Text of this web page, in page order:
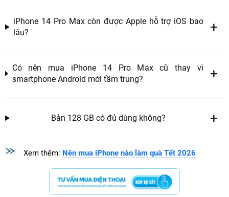
iPhone 14 Pro Max còn được Apple hỗ trợ iOS bao
lâu?
Có nên mua iPhone 14 Pro Max cũ thay vì
smartphone Android mới tầm trung?
Bản 128 GB có đủ dùng không?
Xem thêm: Nên mua iPhone nào làm quà Tết 2026